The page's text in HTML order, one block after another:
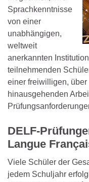
Sprachkenntnisse
von einer
unabhängigen,
weltweit
anerkannten
teilnehmenden
einer freiwilligen,
hinausgehenden
DELF-
Langue
Viele Schüler der
jedem Schuljahr